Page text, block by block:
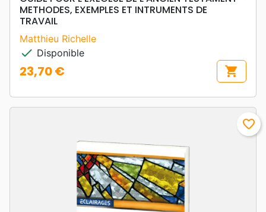
METHODES, EXEMPLES ET INTRUMENTS DE
TRAVAIL
Matthieu Richelle
check Disponible
Prix
23,70 € shopping_cart
favorite_border